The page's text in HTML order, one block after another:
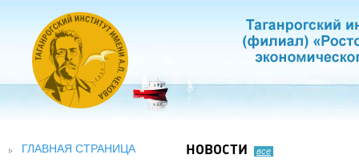
ГЛАВНАЯ СТРАНИЦА
НОВОСТИ все